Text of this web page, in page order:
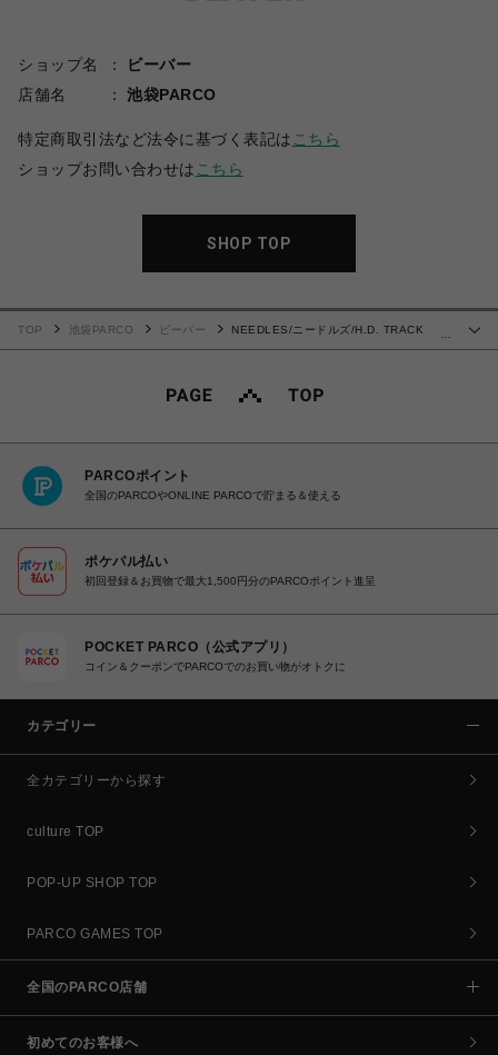
ショップ名
ビーバー
店舗名
池袋PARCO
特定商取引法など法令に基づく表記は こちら
ショップお問い合わせは こちら
SHOP TOP
TOP 池袋PARCO ビーバー
NEEDLES/ニードルズ/H.D. TRACK
PARCOポイント
全国のPARCOやONLINE PARCOで貯まる＆使える
ポケパル払い
初回登録＆お買物で最大1,500円分のPARCOポイント進呈
POCKET PARCO（公式アプリ）
コイン＆クーポンでPARCOでのお買い物がオトクに
カテゴリー
全カテゴリーから探す
culture TOP
POP-UP SHOP TOP
PARCO GAMES TOP
全国のPARCO店舗
初めてのお客様へ